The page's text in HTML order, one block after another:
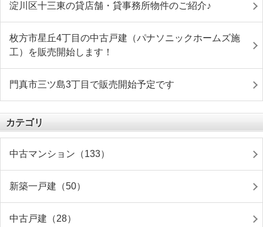
淀川区十三東の貸店舗・貸事務所物件のご紹介♪
枚方市星丘4丁目の中古戸建（パナソニックホームズ施
工）を販売開始します！
門真市三ツ島3丁目で販売開始予定です
カテゴリ
中古マンション（133）
新築一戸建（50）
中古戸建（28）